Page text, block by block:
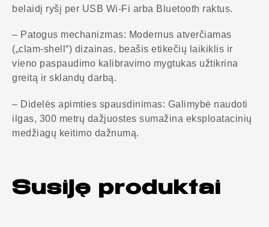
belaidį ryšį per USB Wi-Fi arba Bluetooth raktus.
– Patogus mechanizmas: Modernus atverčiamas
(„clam-shell“) dizainas, beašis etikečių laikiklis ir
vieno paspaudimo kalibravimo mygtukas užtikrina
greitą ir sklandų darbą.
– Didelės apimties spausdinimas: Galimybė naudoti
ilgas, 300 metrų dažjuostes sumažina eksploatacinių
medžiagų keitimo dažnumą.
Susiję produktai